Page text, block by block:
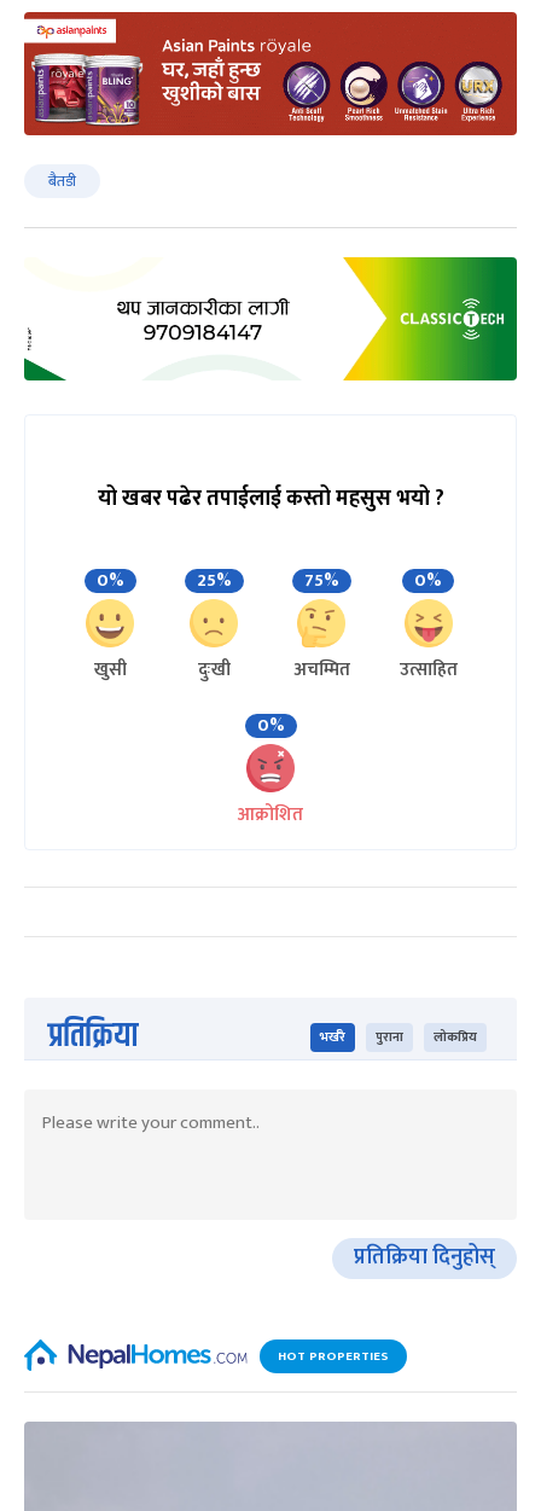
बैतडी
यो खबर पढेर तपाईलाई कस्तो महसुस भयो ?
0%
खुसी
25%
दुःखी
75%
अचम्मित
0%
उत्साहित
0%
आक्रोशित
प्रतिक्रिया भर्खरै पुराना लोकप्रिय
प्रतिक्रिया दिनुहोस्
HOT PROPERTIES